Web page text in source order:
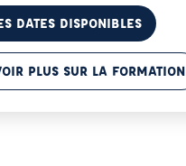
DATES DISPONIBLES
PLUS SUR LA FORMATION